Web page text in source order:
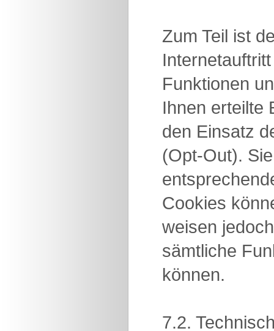
Zum Teil ist
Funktionen
Ihnen erteilte
den Einsatz
(Opt-Out).
Cookies
weisen
sämtliche
können.
7.2.